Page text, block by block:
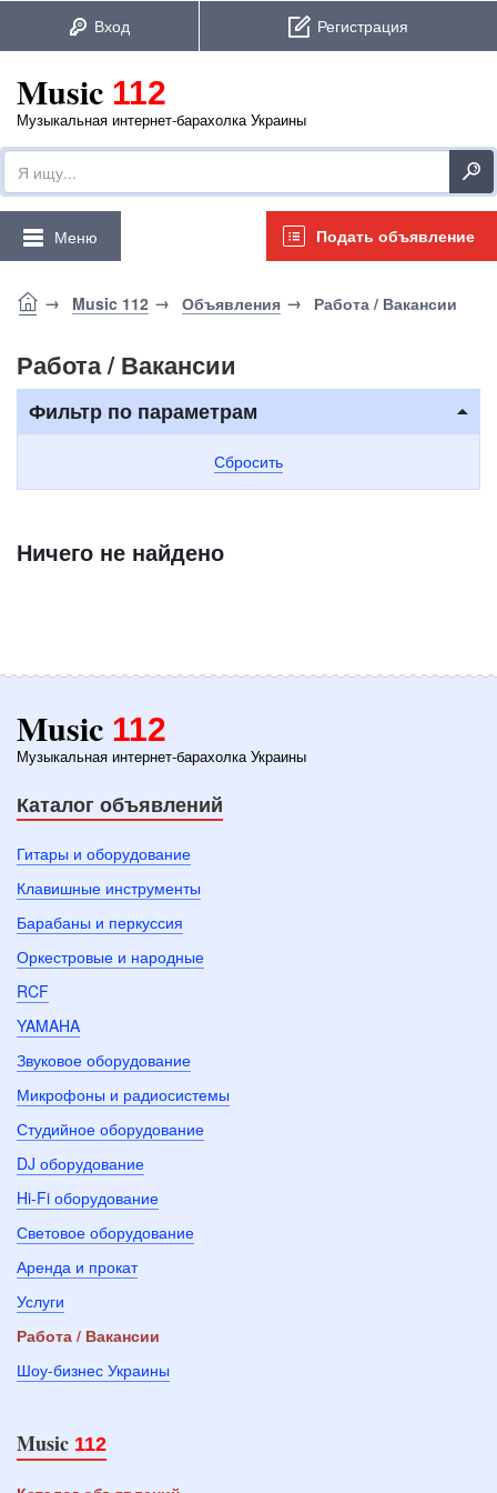
Music 112
Музыкальная интернет-барахолка Украины
Подать объявление
Меню
Music 112 Объявления Работа / Вакансии
Работа / Вакансии
Фильтр по параметрам
Сбросить
Ничего не найдено
Music 112
Музыкальная интернет-барахолка Украины
Каталог объявлений
Гитары и оборудование
Клавишные инструменты
Барабаны и перкуссия
Оркестровые и народные
RCF
YAMAHA
Звуковое оборудование
Микрофоны и радиосистемы
Студийное оборудование
DJ оборудование
Hi-Fi оборудование
Световое оборудование
Аренда и прокат
Услуги
Работа / Вакансии
Шоу-бизнес Украины
Music 112